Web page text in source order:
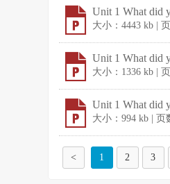
Unit 1 What did
大小：4443 kb |
Unit 1 What did
大小：1336 kb |
Unit 1 What did
大小：994 kb |
< 1 2 3